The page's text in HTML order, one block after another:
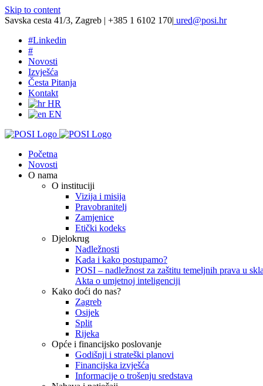
Skip to content
Savska cesta 41/3, Zagreb | +385 1 6102 170| ured@posi.hr
#Linkedin
#
Novosti
Izvješća
Česta Pitanja
Kontakt
HR
EN
Početna
Novosti
O nama
O instituciji
Vizija i misija
Pravobranitelj
Zamjenice
Etički kodeks
Djelokrug
Nadležnosti
Kada i kako postupamo?
POSI – nadležnost za zaštitu temeljnih prava u
Akta o umjetnoj inteligenciji
Kako doći do nas?
Zagreb
Osijek
Split
Rijeka
Opće i financijsko poslovanje
Godišnji i strateški planovi
Financijska izvješća
Informacije o trošenju sredstava